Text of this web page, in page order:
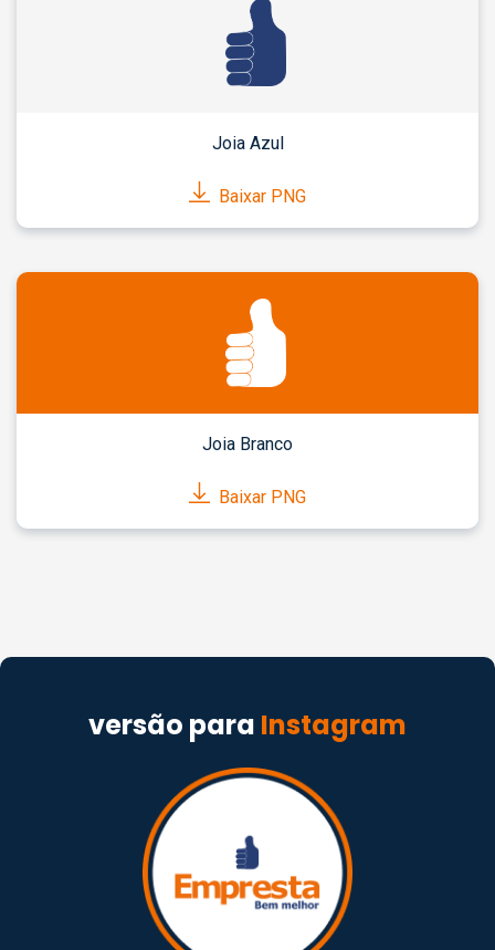
Joia Azul
Baixar PNG
Joia Branco
Baixar PNG
versão para Instagram